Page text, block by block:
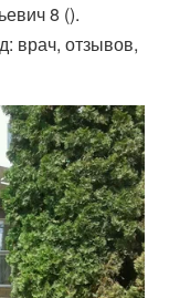
8 (​).
врач, отзывов,